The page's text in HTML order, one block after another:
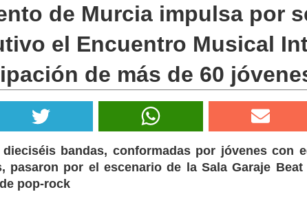
de Murcia impulsa por
el Encuentro Musical
de más de 60
bandas, conformadas por jóvenes con
pasaron por el escenario de la Sala Garaje
pop-rock